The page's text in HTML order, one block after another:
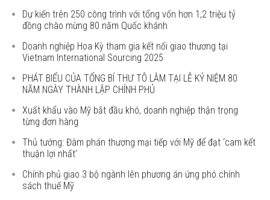
Dự kiến trên 250 công trình với tổng vốn hơn 1,2 triệu tỷ
đồng chào mừng 80 năm Quốc khánh
Doanh nghiệp Hoa Kỳ tham gia kết nối giao thương tại
Vietnam International Sourcing 2025
PHÁT BIỂU CỦA TỔNG BÍ THƯ TÔ LÂM TẠI LỄ KỶ NIỆM 80
NĂM NGÀY THÀNH LẬP CHÍNH PHỦ
Xuất khẩu vào Mỹ bắt đầu khó, doanh nghiệp thận trọng
từng đơn hàng
Thủ tướng: Đàm phán thương mại tiếp với Mỹ để đạt ‘cam kết
thuận lợi nhất’
Chính phủ giao 3 bộ ngành lên phương án ứng phó chính
sách thuế Mỹ